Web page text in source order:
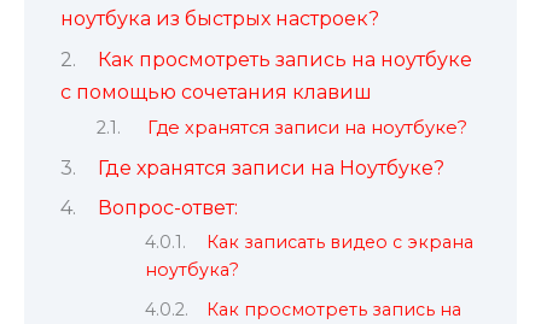
ноутбука из быстрых настроек?
Как просмотреть запись на ноутбуке
с помощью сочетания клавиш
Где хранятся записи на ноутбуке?
Где хранятся записи на Ноутбуке?
Вопрос-ответ:
Как записать видео с экрана
ноутбука?
Как просмотреть запись на